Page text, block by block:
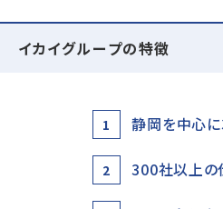
イカイグループの特徴
1 静岡を中心
2 300社以上の